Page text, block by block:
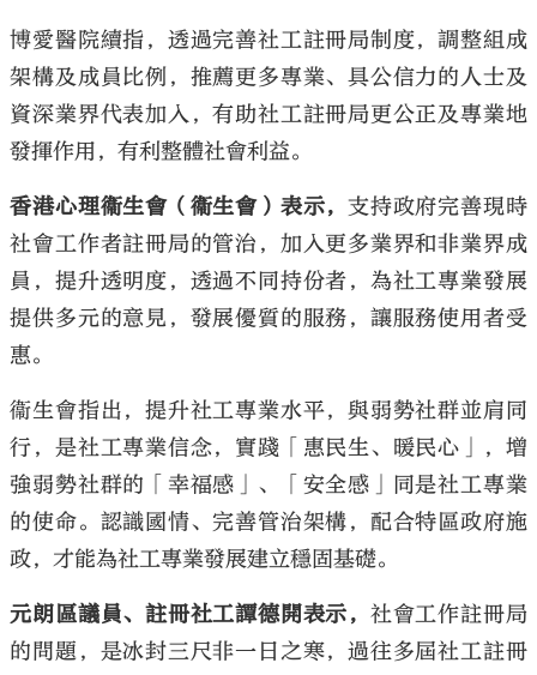
博愛醫院續指，透過完善社工註冊局制度，調整組成
架構及成員比例，推薦更多專業、具公信力的人士及
資深業界代表加入，有助社工註冊局更公正及專業地
發揮作用，有利整體社會利益。
香港心理衞生會（衞生會）表示，支持政府完善現時
社會工作者註冊局的管治，加入更多業界和非業界成
員，提升透明度，透過不同持份者，為社工專業發展
提供多元的意見，發展優質的服務，讓服務使用者受
惠。
衞生會指出，提升社工專業水平，與弱勢社群並肩同
行，是社工專業信念，實踐「惠民生、暖民心」，增
強弱勢社群的「幸福感」、「安全感」同是社工專業
的使命。認識國情、完善管治架構，配合特區政府施
政，才能為社工專業發展建立穩固基礎。
元朗區議員、註冊社工譚德開表示， 社會工作註冊局
的問題，是冰封三尺非一日之寒，過往多屆社工註冊